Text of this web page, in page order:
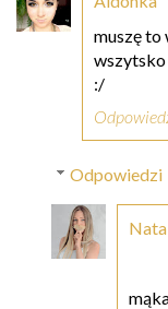
muszę to
wszytsko
:/
Odpowiedzi